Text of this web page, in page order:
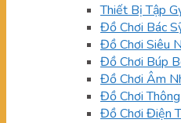
Thiết Bị Tập
Đồ Chơi Bác
Đồ Chơi Siêu
Đồ Chơi Búp
Đồ Chơi Âm
Đồ Chơi
Đồ Chơi Điện